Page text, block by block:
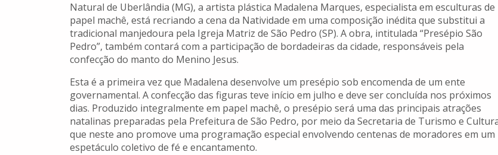
Natural de Uberlândia (MG), a artista plástica Madalena Marques, especialista em esculturas de
papel machê, está recriando a cena da Natividade em uma composição inédita que substitui a
tradicional manjedoura pela Igreja Matriz de São Pedro (SP). A obra, intitulada “Presépio São
Pedro”, também contará com a participação de bordadeiras da cidade, responsáveis pela
confecção do manto do Menino Jesus.
Esta é a primeira vez que Madalena desenvolve um presépio sob encomenda de um ente
governamental. A confecção das figuras teve início em julho e deve ser concluída nos próximos
dias. Produzido integralmente em papel machê, o presépio será uma das principais atrações
natalinas preparadas pela Prefeitura de São Pedro, por meio da Secretaria de Turismo e
que neste ano promove uma programação especial envolvendo centenas de moradores em um
espetáculo coletivo de fé e encantamento.